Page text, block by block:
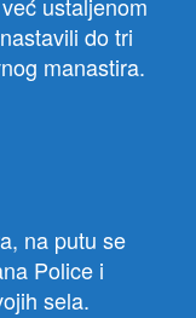
ustaljenom
do tri
manastira.
na putu se
Police i
sela.